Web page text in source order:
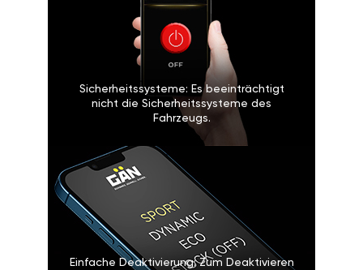
Sicherheitssysteme: Es beeinträchtigt
nicht die Sicherheitssysteme des
Fahrzeugs.
Einfache Deaktivierung: Zum Deaktivieren